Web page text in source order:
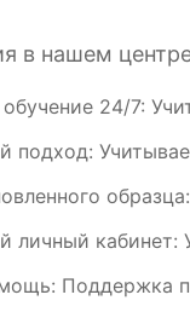
в нашем
24/7:
подход:
личный
Поддержка